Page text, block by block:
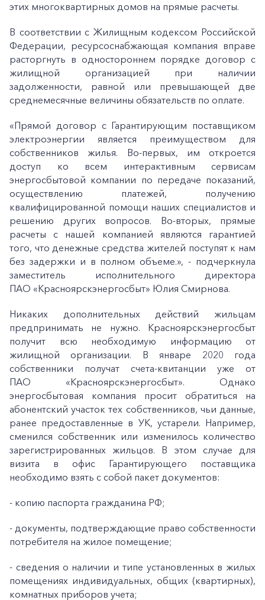
этих многоквартирных домов на прямые расчеты.
В соответствии с Жилищным кодексом Российской
Федерации, ресурсоснабжающая компания вправе
расторгнуть в одностороннем порядке договор с
жилищной организацией при наличии
задолженности, равной или превышающей две
среднемесячные величины обязательств по оплате.
«Прямой договор с Гарантирующим поставщиком
электроэнергии является преимуществом для
собственников жилья. Во-первых, им откроется
доступ ко всем интерактивным сервисам
энергосбытовой компании по передаче показаний,
осуществлению платежей, получению
квалифицированной помощи наших специалистов и
решению других вопросов. Во-вторых, прямые
расчеты с нашей компанией являются гарантией
того, что денежные средства жителей поступят к нам
без задержки и в полном объеме.», - подчеркнула
заместитель исполнительного директора
ПАО «Красноярскэнергосбыт» Юлия Смирнова.
Никаких дополнительных действий жильцам
предпринимать не нужно. Красноярскэнергосбыт
получит всю необходимую информацию от
жилищной организации. В январе 2020 года
собственники получат счета-квитанции уже от
ПАО «Красноярскэнергосбыт». Однако
энергосбытовая компания просит обратиться на
абонентский участок тех собственников, чьи данные,
ранее предоставленные в УК, устарели. Например,
сменился собственник или изменилось количество
зарегистрированных жильцов. В этом случае для
визита в офис Гарантирующего поставщика
необходимо взять с собой пакет документов:
- копию паспорта гражданина РФ;
- документы, подтверждающие право собственности
потребителя на жилое помещение;
- сведения о наличии и типе установленных в жилых
помещениях индивидуальных, общих (квартирных),
комнатных приборов учета;